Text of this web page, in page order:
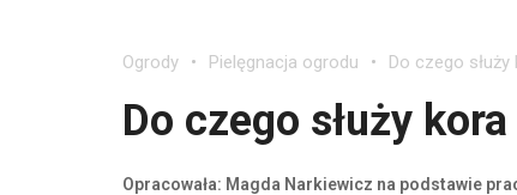
Ogrody Pielęgnacja ogrodu Do czego służy
Do czego służy kora
Opracowała: Magda Narkiewicz na podstawie